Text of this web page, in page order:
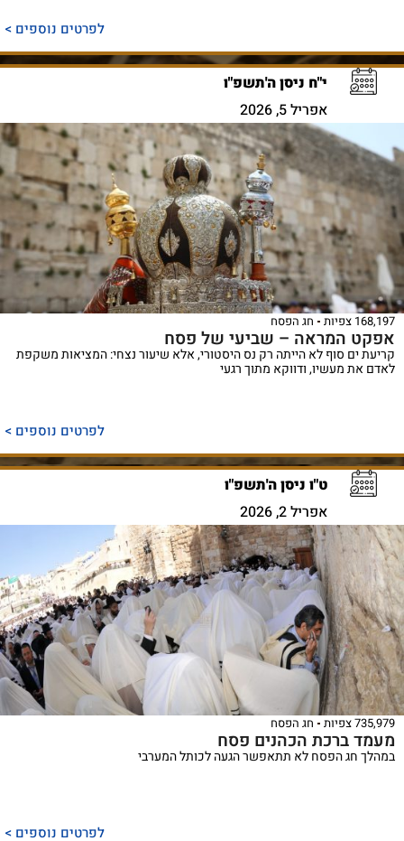
לפרטים נוספים >
י"ח ניסן ה'תשפ"ו
אפריל 5, 2026
168,197 צפיות חג הפסח
אפקט המראה – שביעי של פסח
קריעת ים סוף לא הייתה רק נס היסטורי, אלא שיעור נצחי: המציאות משקפת
לאדם את מעשיו, ודווקא מתוך רגעי
לפרטים נוספים >
ט"ו ניסן ה'תשפ"ו
אפריל 2, 2026
735,979 צפיות חג הפסח
מעמד ברכת הכהנים פסח
במהלך חג הפסח לא תתאפשר הגעה לכותל המערבי
לפרטים נוספים >